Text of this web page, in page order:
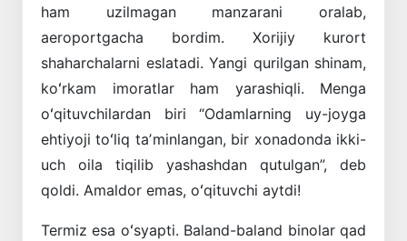
ham uzilmagan manzarani oralab,
aeroportgacha bordim. Xorijiy kurort
shaharchalarni eslatadi. Yangi qurilgan shinam,
koʻrkam imoratlar ham yarashiqli. Menga
oʻqituvchilardan biri “Odamlarning uy-joyga
ehtiyoji toʻliq taʼminlangan, bir xonadonda ikki-
uch oila tiqilib yashashdan qutulgan”, deb
qoldi. Amaldor emas, oʻqituvchi aytdi!
Termiz esa oʻsyapti. Baland-baland binolar qad